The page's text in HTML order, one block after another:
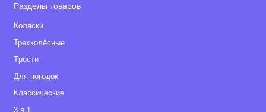
Разделы товаров
Коляски
Трехколёсные
Tрости
Для погодок
Классические
3 в 1